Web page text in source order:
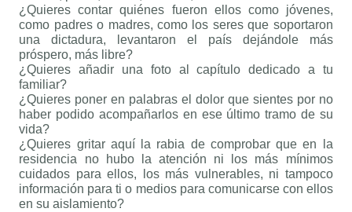
¿Quieres contar quiénes fueron ellos como jóvenes,
como padres o madres, como los seres que soportaron
una dictadura, levantaron el país dejándole más
próspero, más libre?
¿Quieres añadir una foto al capítulo dedicado a tu
familiar?
¿Quieres poner en palabras el dolor que sientes por no
haber podido acompañarlos en ese último tramo de su
vida?
¿Quieres gritar aquí la rabia de comprobar que en la
residencia no hubo la atención ni los más mínimos
cuidados para ellos, los más vulnerables, ni tampoco
información para ti o medios para comunicarse con ellos
en su aislamiento?